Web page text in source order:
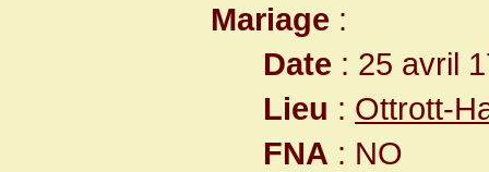
Mariage :
Date : 25 avril
Lieu : Ottrott-
FNA : NO